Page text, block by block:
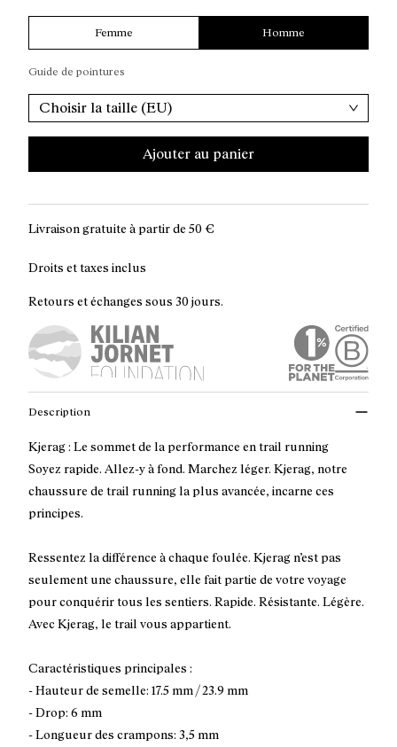
Femme Homme
Guide de pointures
Choisir la taille (EU)
Ajouter au panier
Livraison gratuite à partir de 50 €
Droits et taxes inclus
Retours et échanges sous 30 jours.
Description
Kjerag : Le sommet de la performance en trail running
Soyez rapide. Allez-y à fond. Marchez léger. Kjerag, notre
chaussure de trail running la plus avancée, incarne ces
principes.
Ressentez la différence à chaque foulée. Kjerag n’est pas
seulement une chaussure, elle fait partie de votre voyage
pour conquérir tous les sentiers. Rapide. Résistante. Légère.
Avec Kjerag, le trail vous appartient.
Caractéristiques principales :
- Hauteur de semelle: 17.5 mm / 23.9 mm
- Drop: 6 mm
- Longueur des crampons: 3,5 mm